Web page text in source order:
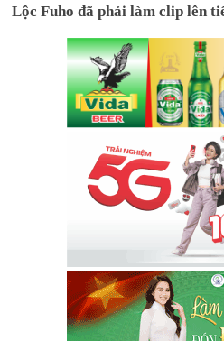
Lộc Fuho đã phải làm clip lên